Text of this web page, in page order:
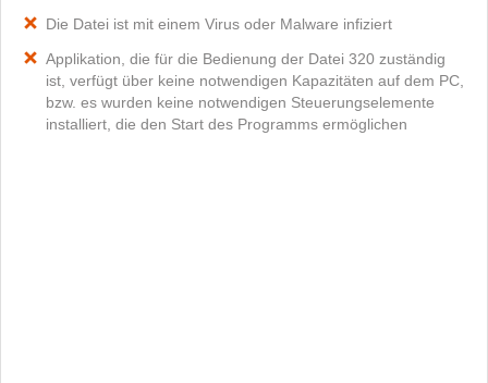
Die Datei ist mit einem Virus oder Malware infiziert
Applikation, die für die Bedienung der Datei 320 zuständig
ist, verfügt über keine notwendigen Kapazitäten auf dem PC,
bzw. es wurden keine notwendigen Steuerungselemente
installiert, die den Start des Programms ermöglichen